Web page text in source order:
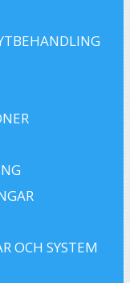
OCH SYSTEM